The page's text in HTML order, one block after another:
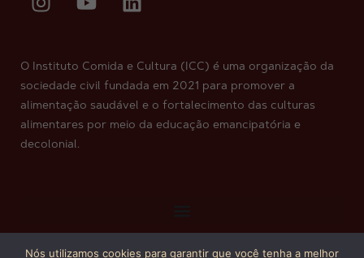
O Instituto Comida e Cultura (ICC) é uma organização da
sociedade civil fundada em 2021 para promover a
alimentação saudável e o fortalecimento das culturas
alimentares por meio da educação emancipatória e
decolonial.
Nós utilizamos cookies para garantir que você tenha a melhor